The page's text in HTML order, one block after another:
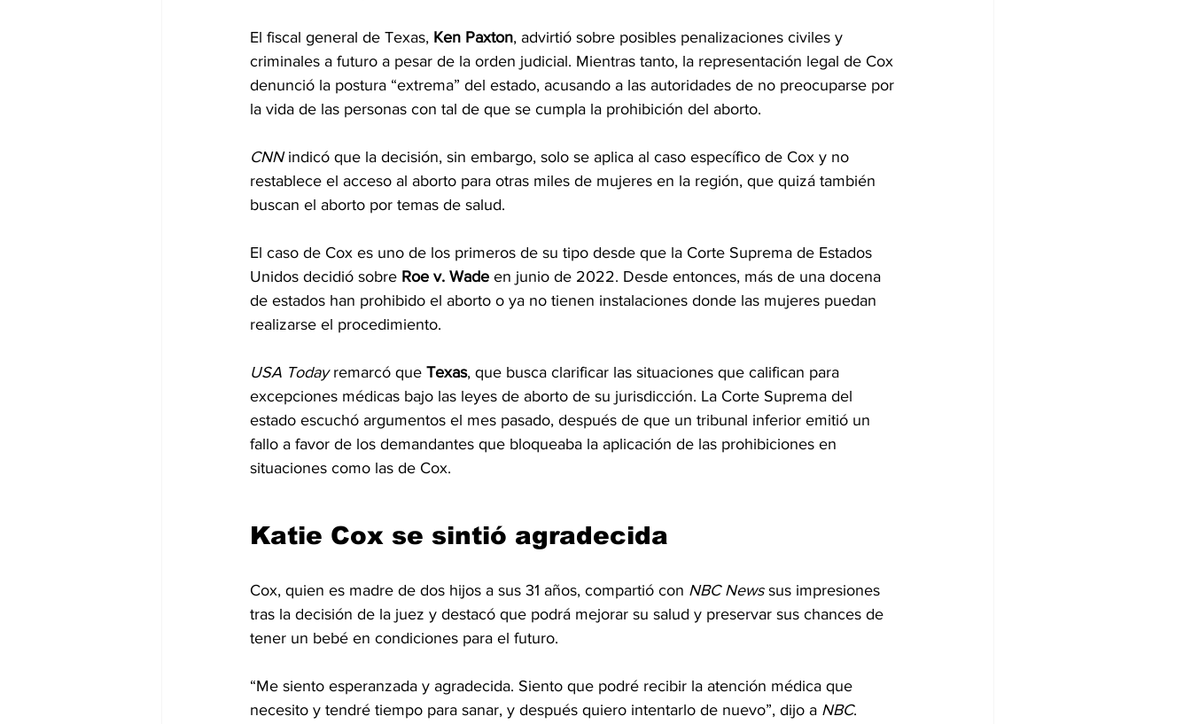
El fiscal general de Texas, Ken Paxton, advirtió sobre posibles penalizaciones civiles y
criminales a futuro a pesar de la orden judicial. Mientras tanto, la representación legal de Cox
denunció la postura “extrema” del estado, acusando a las autoridades de no preocuparse por
la vida de las personas con tal de que se cumpla la prohibición del aborto.
CNN indicó que la decisión, sin embargo, solo se aplica al caso específico de Cox y no
restablece el acceso al aborto para otras miles de mujeres en la región, que quizá también
buscan el aborto por temas de salud.
El caso de Cox es uno de los primeros de su tipo desde que la Corte Suprema de Estados
Unidos decidió sobre Roe v. Wade en junio de 2022. Desde entonces, más de una docena
de estados han prohibido el aborto o ya no tienen instalaciones donde las mujeres puedan
realizarse el procedimiento.
USA Today remarcó que Texas, que busca clarificar las situaciones que califican para
excepciones médicas bajo las leyes de aborto de su jurisdicción. La Corte Suprema del
estado escuchó argumentos el mes pasado, después de que un tribunal inferior emitió un
fallo a favor de los demandantes que bloqueaba la aplicación de las prohibiciones en
situaciones como las de Cox.
Katie Cox se sintió agradecida
Cox, quien es madre de dos hijos a sus 31 años, compartió con NBC News sus impresiones
tras la decisión de la juez y destacó que podrá mejorar su salud y preservar sus chances de
tener un bebé en condiciones para el futuro.
“Me siento esperanzada y agradecida. Siento que podré recibir la atención médica que
necesito y tendré tiempo para sanar, y después quiero intentarlo de nuevo”, dijo a NBC.